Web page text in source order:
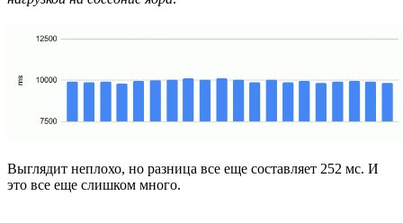
Выглядит неплохо, но разница все еще составляет 252 мс. И
это все еще слишком много.